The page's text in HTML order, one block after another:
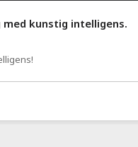
med kunstig intelligens.